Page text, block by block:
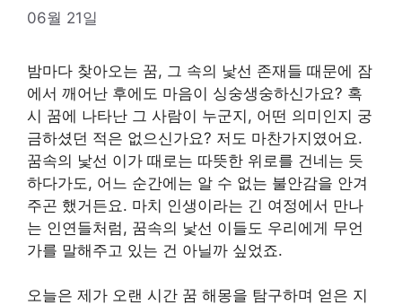
06월 21일
밤마다 찾아오는 꿈, 그 속의 낯선 존재들 때문에 잠
에서 깨어난 후에도 마음이 싱숭생숭하신가요? 혹
시 꿈에 나타난 그 사람이 누군지, 어떤 의미인지 궁
금하셨던 적은 없으신가요? 저도 마찬가지였어요.
꿈속의 낯선 이가 때로는 따뜻한 위로를 건네는 듯
하다가도, 어느 순간에는 알 수 없는 불안감을 안겨
주곤 했거든요. 마치 인생이라는 긴 여정에서 만나
는 인연들처럼, 꿈속의 낯선 이들도 우리에게 무언
가를 말해주고 있는 건 아닐까 싶었죠.
오늘은 제가 오랜 시간 꿈 해몽을 탐구하며 얻은 지